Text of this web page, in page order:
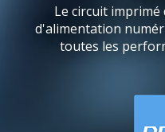
Le circuit imprimé
d'alimentation
toutes les